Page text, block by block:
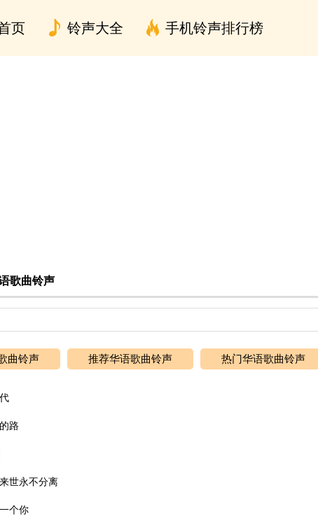
页 铃声大全 手机铃声排行榜
歌曲铃声
曲铃声 推荐华语歌曲铃声 热门华语歌曲铃声
路
世永不分离
个你